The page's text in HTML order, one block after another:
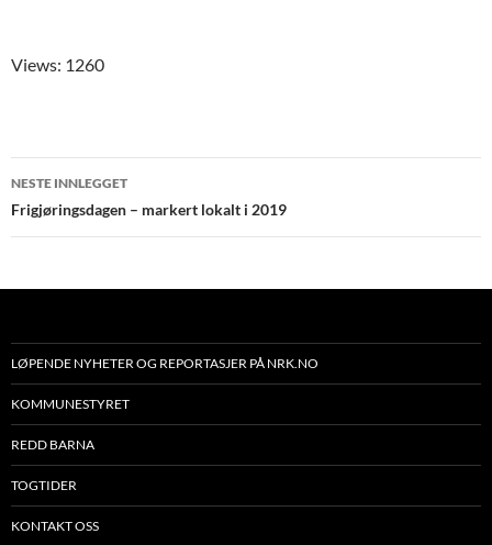
Views: 1260
Innleggsnavigering
NESTE INNLEGGET
Frigjøringsdagen – markert lokalt i 2019
LØPENDE NYHETER OG REPORTASJER PÅ NRK.NO
KOMMUNESTYRET
REDD BARNA
TOGTIDER
KONTAKT OSS